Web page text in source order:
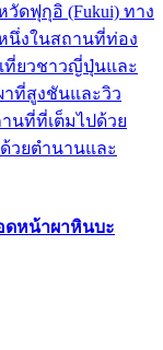
วัดฟุกุอิ (Fukui) ทาง
นึ่งในสถานที่ท่อง
ที่ยวชาวญี่ปุ่นและ
ที่สูงชันและวิว
นที่ที่เต็มไปด้วย
วยตำนานและ
ดหน้าผาหินบะ